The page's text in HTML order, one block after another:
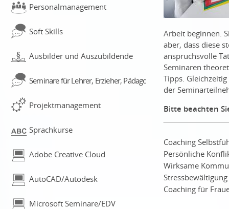
Personalmanagement
Soft Skills
Ausbilder und Auszubildende
Seminare für Lehrer, Erzieher, Pädagogen
Projektmanagement
Sprachkurse
Adobe Creative Cloud
AutoCAD/Autodesk
Microsoft Seminare/EDV
Arbeit beginnen.
aber, dass diese
anspruchsvolle
Seminaren
Tipps.
der
Bitte beachten
Coaching
Persönliche
Wirksame
Coaching für